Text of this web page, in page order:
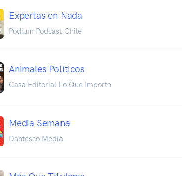
Expertas en Nada
Podium Podcast Chile
Animales Políticos
Casa Editorial Lo Que Importa
Media Semana
Dantesco Media